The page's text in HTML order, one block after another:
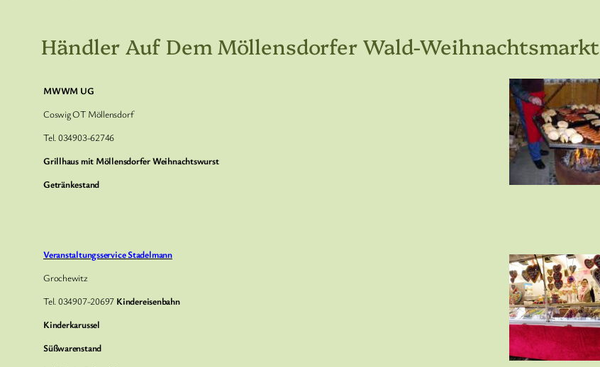
Händler Auf Dem Möllensdorfer Wald-Weihnachtsmarkt
MWWM UG
Coswig OT Möllensdorf
Tel. 034903-62746
Grillhaus mit Möllensdorfer Weihnachtswurst
Getränkestand
Veranstaltungsservice Stadelmann
Grochewitz
Tel. 034907-20697 Kindereisenbahn
Kinderkarussel
Süßwarenstand